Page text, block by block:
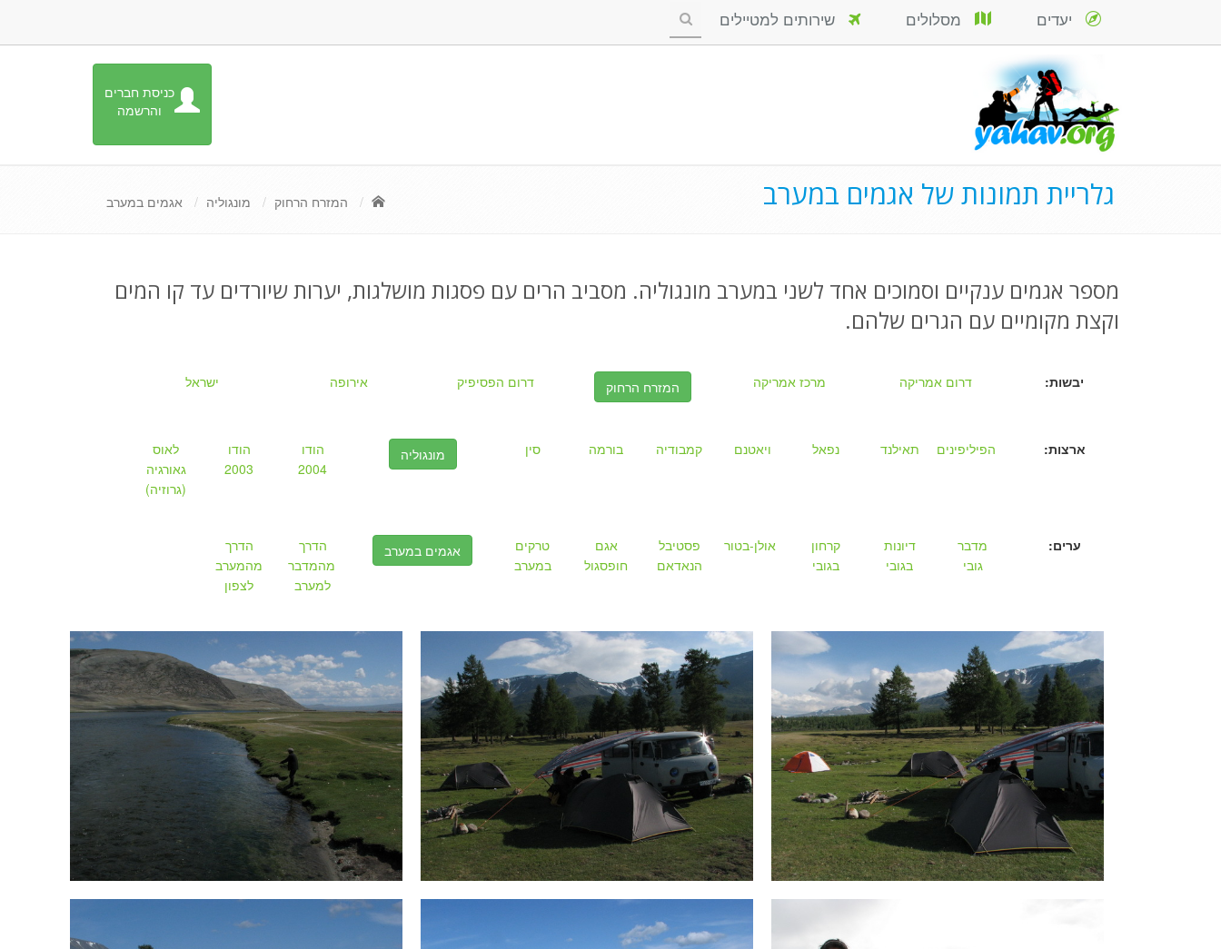
כניסת חברים
והרשמה
יעדים מסלולים שירותים למטיילים
גלריית תמונות של אגמים במערב המזרח הרחוק מונגוליה אגמים במערב
מספר אגמים ענקיים וסמוכים אחד לשני במערב מונגוליה. מסביב הרים עם פסגות מושלגות, יערות שיורדים עד קו המים
וקצת מקומיים עם הגרים שלהם.
יבשות: דרום אמריקה מרכז אמריקה המזרח הרחוק דרום הפסיפיק אירופה ישראל
ארצות: הפיליפינים תאילנד נפאל ויאטנם קמבודיה בורמה סין מונגוליה
הודו
2004
הודו
2003
לאוס
גאורגיה
(גרוזיה)
ערים:
מדבר
גובי
דיונות
בגובי
קרחון
בגובי
אולן-בטור
פסטיבל
הנאדאם
אגם
חופסגול
טרקים
במערב
אגמים במערב
הדרך
מהמדבר
למערב
הדרך
מהמערב
לצפון